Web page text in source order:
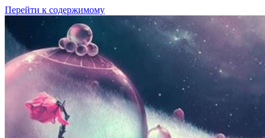
Перейти к содержимому